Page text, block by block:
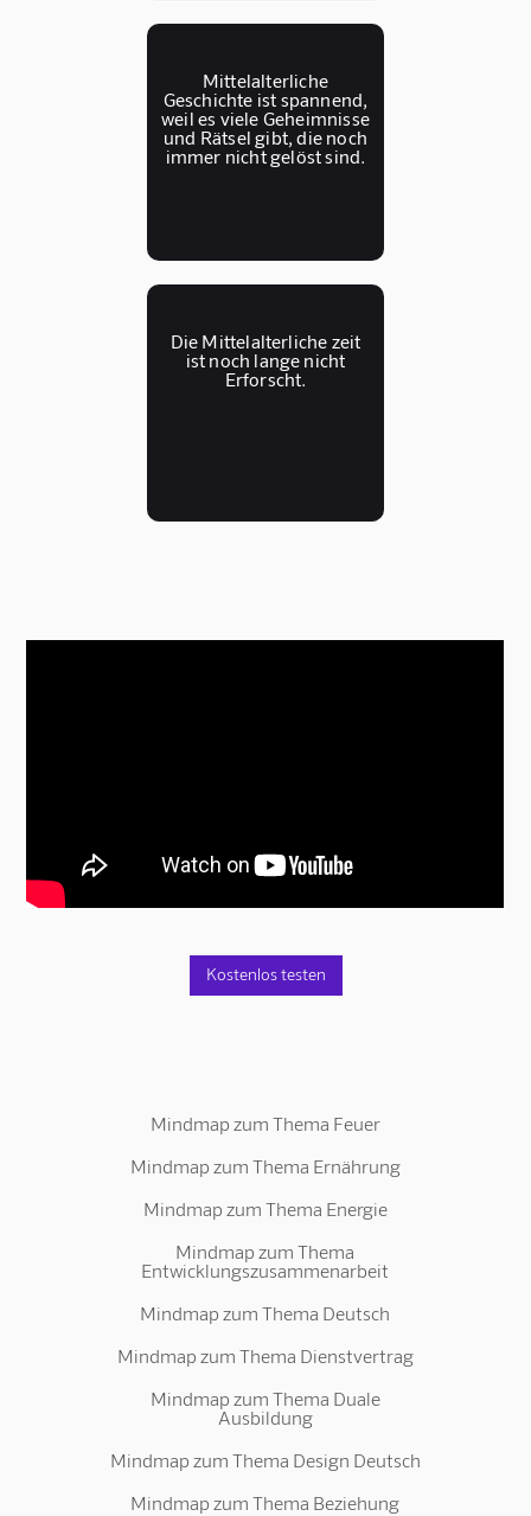
Mittelalterliche
Geschichte ist spannend,
weil es viele Geheimnisse
und Rätsel gibt, die noch
immer nicht gelöst sind.
Die Mittelalterliche zeit
ist noch lange nicht
Erforscht.
Kostenlos testen
Mindmap zum Thema Feuer
Mindmap zum Thema Ernährung
Mindmap zum Thema Energie
Mindmap zum Thema
Entwicklungszusammenarbeit
Mindmap zum Thema Deutsch
Mindmap zum Thema Dienstvertrag
Mindmap zum Thema Duale
Ausbildung
Mindmap zum Thema Design Deutsch
Mindmap zum Thema Beziehung